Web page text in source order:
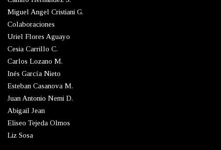
Miguel Angel Cristiani G.
Colaboraciones
Uriel Flores Aguayo
Cesia Carrillo C.
Carlos Lozano M.
Inés García Nieto
Esteban Casanova M.
Juan Antonio Nemi D.
Abigail Jean
Eliseo Tejeda Olmos
Liz Sosa